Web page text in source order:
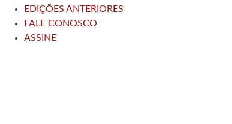
EDIÇÕES ANTERIORES
FALE CONOSCO
ASSINE